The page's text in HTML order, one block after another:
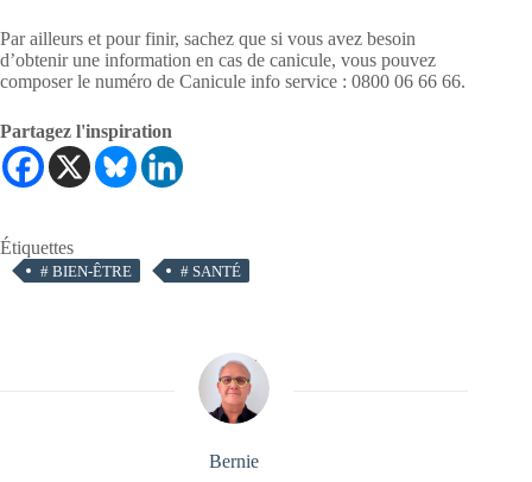
Par ailleurs et pour finir, sachez que si vous avez besoin
d’obtenir une information en cas de canicule, vous pouvez
composer le numéro de Canicule info service : 0800 06 66 66.
Partagez l'inspiration
Étiquettes
# BIEN-ÊTRE # SANTÉ
Bernie